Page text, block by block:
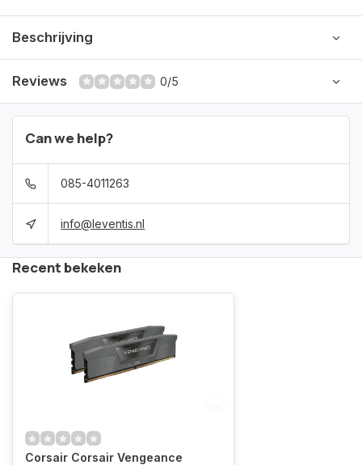
Beschrijving
Reviews 0/5
Can we help?
085-4011263
info@leventis.nl
Recent bekeken
Corsair Corsair Vengeance